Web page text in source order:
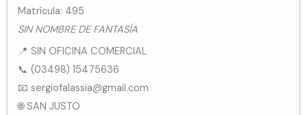
Matrícula: 495
SIN NOMBRE DE FANTASÍA
📍 SIN OFICINA COMERCIAL
📞 (03498) 15475636
📧 sergiofalassia@gmail.com
🌐 SAN JUSTO